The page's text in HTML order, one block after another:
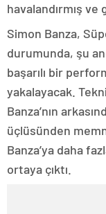
havalandırmış ve
Simon Banza,
durumunda, şu
başarılı bir
yakalayacak.
Banza’nın
üçlüsünden
Banza’ya daha
ortaya çıktı.